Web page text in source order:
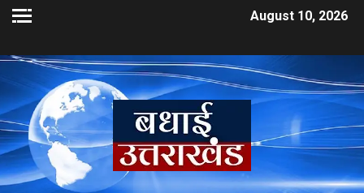
August 10, 2026